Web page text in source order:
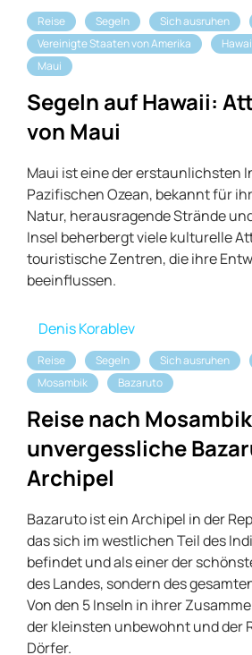
Reise Segeln Sich ausruhen
Vereinigte Staaten von Amerika
Maui
Segeln auf Hawaii:
von Maui
Maui ist eine der erstaunlichsten
Pazifischen Ozean, bekannt für
Natur, herausragende Strände
Insel beherbergt viele kulturelle
touristische Zentren, die ihre
beeinflussen.
Denis Korablev
Reise Segeln Sich ausruhen
Mosambik
Bazaruto
Reise nach
unvergessliche
Archipel
Bazaruto ist ein Archipel in der
das sich im westlichen Teil des
befindet und als einer der
des Landes, sondern des
Von den 5 Inseln in ihrer
der kleinsten unbewohnt und der
Dörfer.